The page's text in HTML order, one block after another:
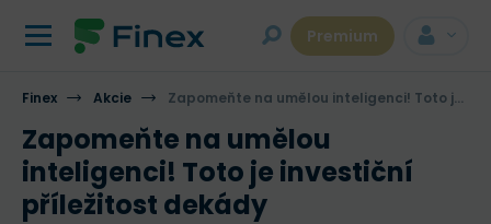
Premium
Finex Akcie Zapomeňte na umělou inteligenci! Toto je investiční příležitost dekády
Zapomeňte na umělou
inteligenci! Toto je investiční
příležitost dekády